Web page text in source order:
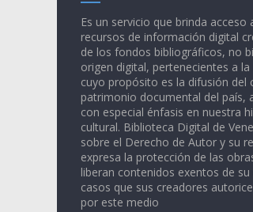
Es un servicio que brinda
recursos de información digital
de los fondos bibliográficos, no
origen digital, pertenecientes a
cuyo propósito es la difusión del
patrimonio documental del país,
con especial énfasis en nuestra
cultural. Biblioteca Digital de
sobre el Derecho de Autor y su
expresa la protección de las
liberan contenidos exentos de
casos que sus creadores
por este medio